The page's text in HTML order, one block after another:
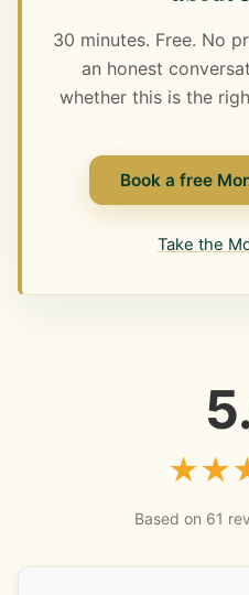
30 minutes. Free. No
an honest
whether this is the
Book a free
Take the
★★
Based on 61